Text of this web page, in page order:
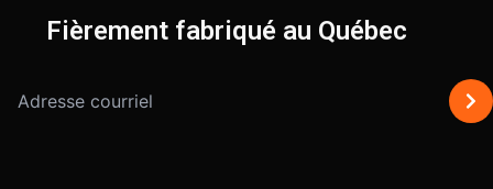
Fièrement fabriqué au Québec